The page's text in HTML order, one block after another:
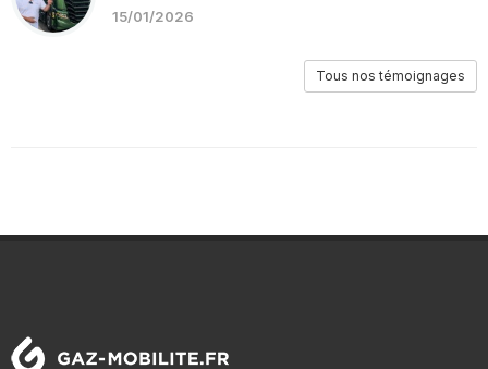
15/01/2026
Tous nos témoignages